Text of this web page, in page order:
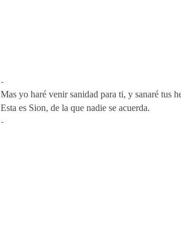
-
Mas yo haré venir sanidad para ti, y sanaré tus
Esta es Sion, de la que nadie se acuerda.
-